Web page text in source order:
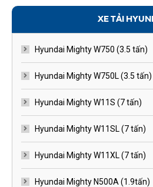
XE TẢI
Hyundai Mighty W750 (3.5 tấn)
Hyundai Mighty W750L (3.5 tấn)
Hyundai Mighty W11S (7 tấn)
Hyundai Mighty W11SL (7 tấn)
Hyundai Mighty W11XL (7 tấn)
Hyundai Mighty N500A (1.9tấn)